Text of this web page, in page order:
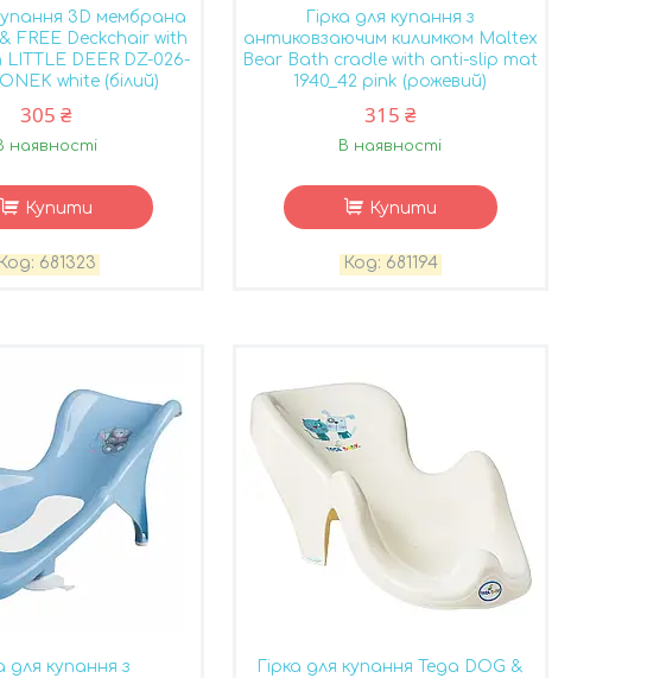
3D мембрана
FREE Deckchair with
DEER DZ-026-
white (білий)
305 ₴
наявності
Купити
681323
Гірка для купання з
антиковзаючим килимком Maltex
Bear Bath cradle with anti-slip mat
1940_42 pink (рожевий)
315 ₴
В наявності
Купити
681194
для купання з
Гірка для купання Tega DOG &